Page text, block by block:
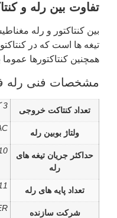
تفاوت بین رله و
بین کنتاکتور و رله
تیغه ها است که در
همچنین کنتاکتورها
مشخصات فنی رله فیندر
تعداد کنتاکت خروجی
ولتاژ بوبین رله
حداکثر جریان تیغه های
رله
تعداد پایه های رله
شرکت سازنده